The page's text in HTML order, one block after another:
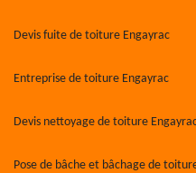
Devis fuite de toiture Engayrac
Entreprise de toiture Engayrac
Devis nettoyage de toiture
Pose de bâche et bâchage de